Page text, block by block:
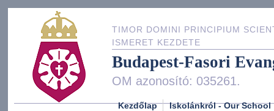
TIMOR DOMINI PRINCIPIUM
ISMERET KEZDETE
Budapest-Fasori
OM azonosító: 035261.
Kezdőlap Iskolánkról - Our School